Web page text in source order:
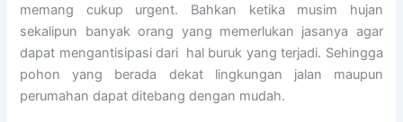
memang cukup urgent. Bahkan ketika musim hujan
sekalipun banyak orang yang memerlukan jasanya agar
dapat mengantisipasi dari hal buruk yang terjadi. Sehingga
pohon yang berada dekat lingkungan jalan maupun
perumahan dapat ditebang dengan mudah.